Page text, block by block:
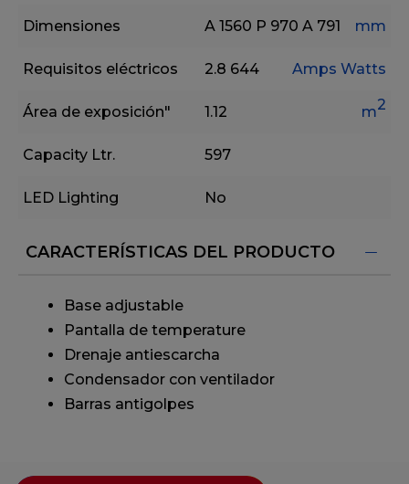
Dimensiones A 1560 P 970 A 791 mm
Requisitos eléctricos 2.8 644 Amps Watts
Área de exposición" 1.12 m2
Capacity Ltr. 597
LED Lighting No
CARACTERÍSTICAS DEL PRODUCTO
Base adjustable
Pantalla de temperature
Drenaje antiescarcha
Condensador con ventilador
Barras antigolpes